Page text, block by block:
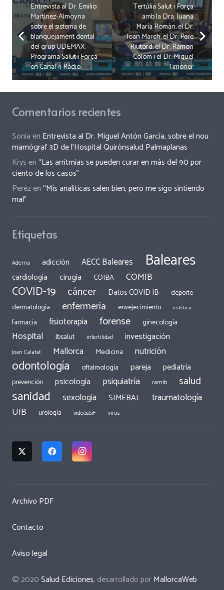
Entrevista al Dr. Emilio
Martínez-Almoyna
sobre el sistema de
blanquejament dental
del grup UDEMAX.
Programa Salut i Força
en Canal 4 Ràdio.
Tertúlia Salut i Força
amb la Dra. Juana
María Román, el Dr.
Joan March, el Dr. Pere
Riutord, el Dr. Ramon
Colom i el Dr. Miquel
Timoner
Comentarios recientes
Sonia en Entrevista al Dr. Miguel Antón García, sobre el nou
mamògraf 3D de l’Hospital Quirónsalud Palmaplanas
Krys en“Las arritmias se pueden curar en más del 90 por
ciento de los casos”
Perézen“Mis analíticas salen bien, pero me sigo sintiendo
mal”
Etiquetas
Adema adicción AECC Baleares Baleares
cardiología cirugía COIBA COMIB
COVID-19 cáncer Datos COVID IB
deporte
dermatología
enfermería envejecimiento estética
farmacia fisioterapia forense ginecología
Hospital Ibsalut infertilidad investigación
Joan Calafat Mallorca Medicina nutrición
odontología oftalmología pareja pediatría
prevención psicología psiquiatría ramib salud
sanidad sexologia SIMEBAL traumatología
UIB urología videosSiF virus
Archivo PDF
Contacto
Aviso legal
© 2020Salud Ediciones, desarrollado porMallorcaWeb